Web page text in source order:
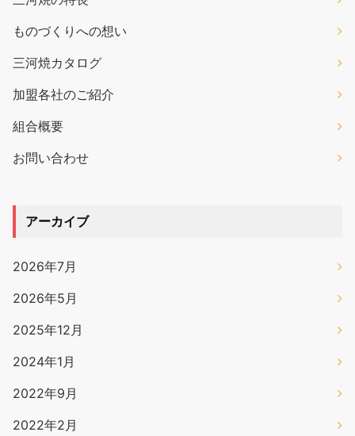
ものづくりへの想い
三河焼カタログ
加盟各社のご紹介
組合概要
お問い合わせ
アーカイブ
2026年7月
2026年5月
2025年12月
2024年1月
2022年9月
2022年2月